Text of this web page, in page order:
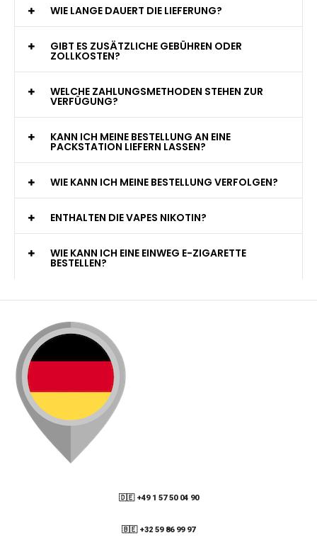
WIE LANGE DAUERT DIE LIEFERUNG?
GIBT ES ZUSÄTZLICHE GEBÜHREN ODER
ZOLLKOSTEN?
WELCHE ZAHLUNGSMETHODEN STEHEN ZUR
VERFÜGUNG?
KANN ICH MEINE BESTELLUNG AN EINE
PACKSTATION LIEFERN LASSEN?
WIE KANN ICH MEINE BESTELLUNG VERFOLGEN?
ENTHALTEN DIE VAPES NIKOTIN?
WIE KANN ICH EINE EINWEG E-ZIGARETTE
BESTELLEN?
🇩🇪 +49 1 57 50 04 90
🇧🇪 +32 59 86 99 97